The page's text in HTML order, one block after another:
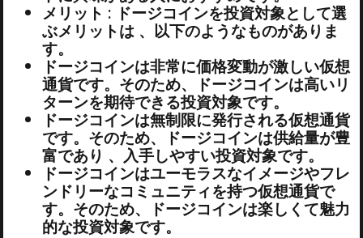
メリット : ドージコインを投資対象として選
ぶメリットは 、以下のようなものがありま
す。
ドージコインは非常に価格変動が激しい仮想
通貨です。そのため、ドージコインは高いリ
ターンを期待できる投資対象です。
ドージコインは無制限に発行される仮想通貨
です。そのため、ドージコインは供給量が豊
富であり 、入手しやすい投資対象です。
ドージコインはユーモラスなイメージやフレ
ンドリーなコミュニティを持つ仮想通貨で
す。そのため、ドージコインは楽しくて魅力
的な投資対象です。